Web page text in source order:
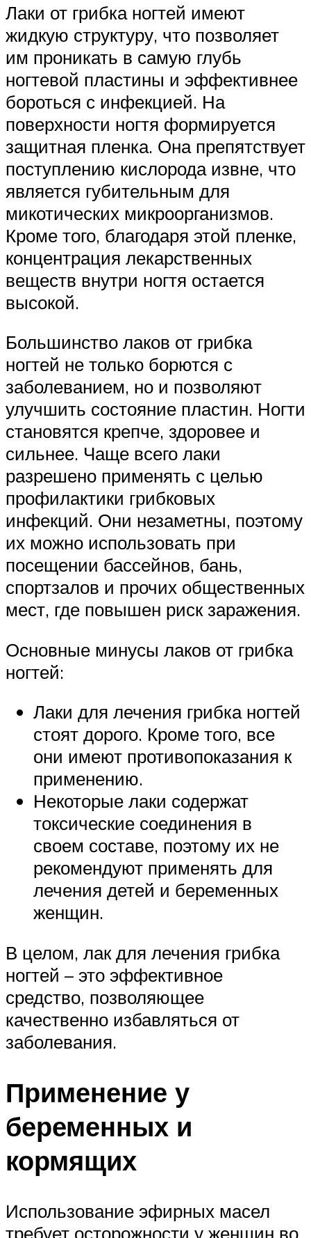
Лаки от грибка ногтей имеют
жидкую структуру, что позволяет
им проникать в самую глубь
ногтевой пластины и эффективнее
бороться с инфекцией. На
поверхности ногтя формируется
защитная пленка. Она препятствует
поступлению кислорода извне, что
является губительным для
микотических микроорганизмов.
Кроме того, благодаря этой пленке,
концентрация лекарственных
веществ внутри ногтя остается
высокой.
Большинство лаков от грибка
ногтей не только борются с
заболеванием, но и позволяют
улучшить состояние пластин. Ногти
становятся крепче, здоровее и
сильнее. Чаще всего лаки
разрешено применять с целью
профилактики грибковых
инфекций. Они незаметны, поэтому
их можно использовать при
посещении бассейнов, бань,
спортзалов и прочих общественных
мест, где повышен риск заражения.
Основные минусы лаков от грибка
ногтей:
Лаки для лечения грибка ногтей
стоят дорого. Кроме того, все
они имеют противопоказания к
применению.
Некоторые лаки содержат
токсические соединения в
своем составе, поэтому их не
рекомендуют применять для
лечения детей и беременных
женщин.
В целом, лак для лечения грибка
ногтей – это эффективное
средство, позволяющее
качественно избавляться от
заболевания.
Применение у
беременных и
кормящих
Использование эфирных масел
требует осторожности у женщин во